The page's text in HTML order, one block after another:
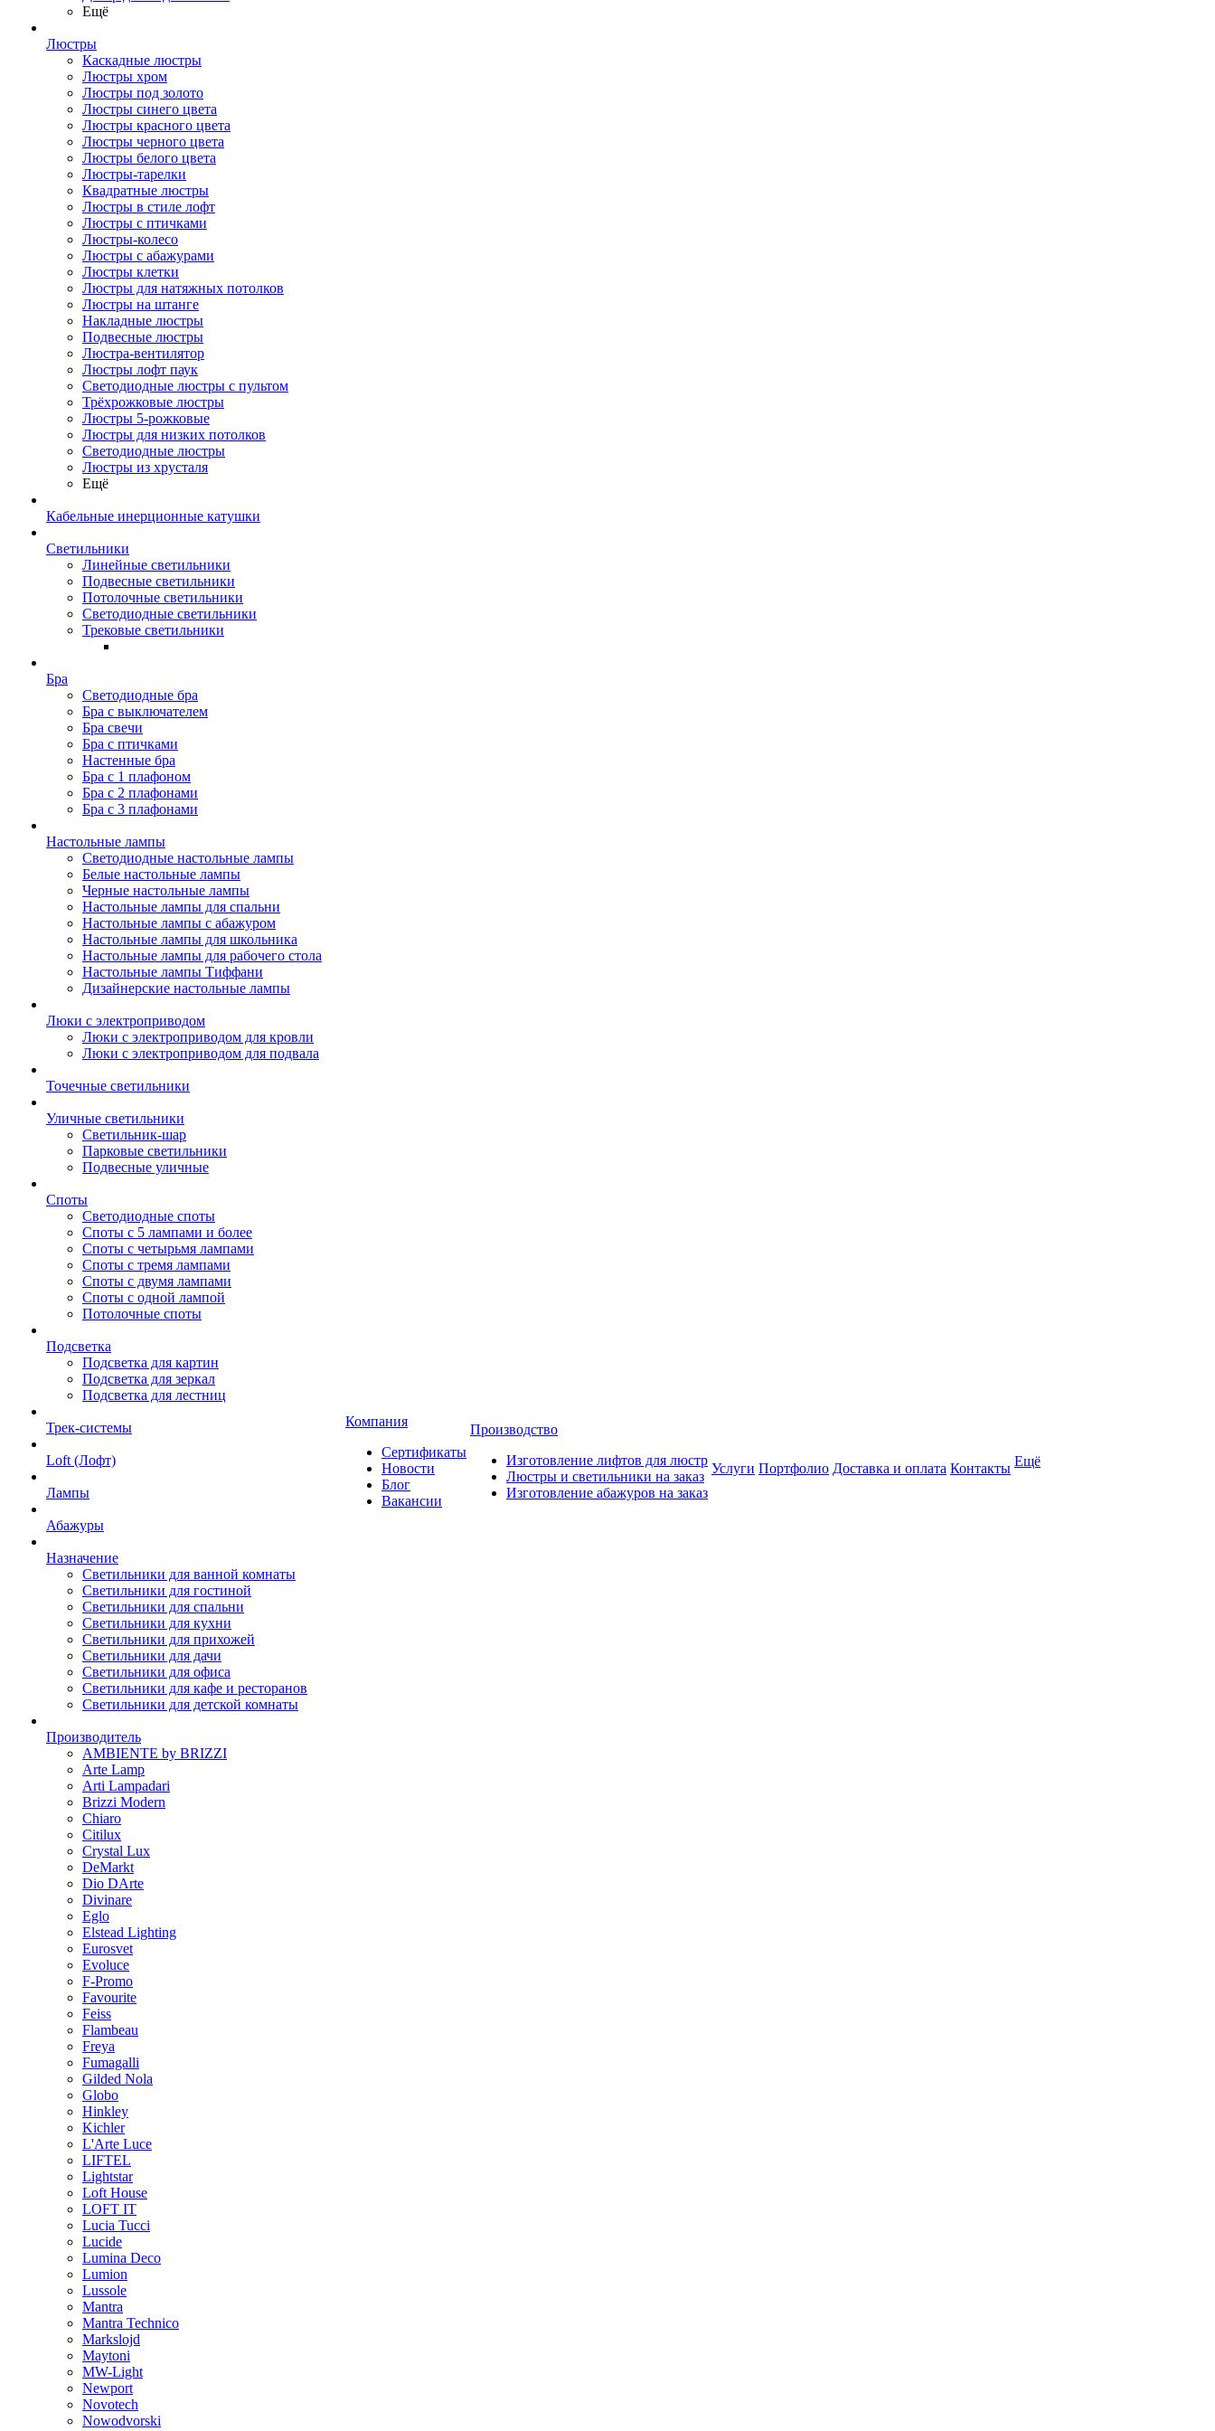
Ещё
Люстры
Каскадные люстры
Люстры хром
Люстры под золото
Люстры синего цвета
Люстры красного цвета
Люстры черного цвета
Люстры белого цвета
Люстры-тарелки
Квадратные люстры
Люстры в стиле лофт
Люстры с птичками
Люстры-колесо
Люстры с абажурами
Люстры клетки
Люстры для натяжных потолков
Люстры на штанге
Накладные люстры
Подвесные люстры
Люстра-вентилятор
Люстры лофт паук
Светодиодные люстры с пультом
Трёхрожковые люстры
Люстры 5-рожковые
Люстры для низких потолков
Cветодиодные люстры
Люстры из хрусталя
Ещё
Кабельные инерционные катушки
Светильники
Линейные светильники
Подвесные светильники
Потолочные светильники
Светодиодные светильники
Трековые светильники
Бра
Светодиодные бра
Бра с выключателем
Бра свечи
Бра с птичками
Настенные бра
Бра с 1 плафоном
Бра с 2 плафонами
Бра с 3 плафонами
Настольные лампы
Светодиодные настольные лампы
Белые настольные лампы
Черные настольные лампы
Настольные лампы для спальни
Настольные лампы с абажуром
Настольные лампы для школьника
Настольные лампы для рабочего стола
Настольные лампы Тиффани
Дизайнерские настольные лампы
Люки с электроприводом
Люки с электроприводом для кровли
Люки с электроприводом для подвала
Точечные светильники
Уличные светильники
Светильник-шар
Парковые светильники
Подвесные уличные
Споты
Светодиодные споты
Споты с 5 лампами и более
Споты с четырьмя лампами
Споты с тремя лампами
Споты с двумя лампами
Споты с одной лампой
Потолочные споты
Подсветка
Подсветка для картин
Подсветка для зеркал
Подсветка для лестниц
Трек-системы
Loft (Лофт)
Лампы
Абажуры
Назначение
Светильники для ванной комнаты
Светильники для гостиной
Светильники для спальни
Светильники для кухни
Светильники для прихожей
Светильники для дачи
Светильники для офиса
Светильники для кафе и ресторанов
Светильники для детской комнаты
Производитель
AMBIENTE by BRIZZI
Arte Lamp
Arti Lampadari
Brizzi Modern
Chiaro
Citilux
Crystal Lux
DeMarkt
Dio DArte
Divinare
Eglo
Elstead Lighting
Eurosvet
Evoluce
F-Promo
Favourite
Feiss
Flambeau
Freya
Fumagalli
Gilded Nola
Globo
Hinkley
Kichler
L'Arte Luce
LIFTEL
Lightstar
Loft House
LOFT IT
Lucia Tucci
Lucide
Lumina Deco
Lumion
Lussole
Mantra
Mantra Technico
Markslojd
Maytoni
MW-Light
Newport
Novotech
Nowodvorski
Компания
Сертификаты
Новости
Блог
Вакансии
Производство
Изготовление лифтов для люстр
Люстры и светильники на заказ
Изготовление абажуров на заказ
Услуги Портфолио Доставка и оплата Контакты Ещё